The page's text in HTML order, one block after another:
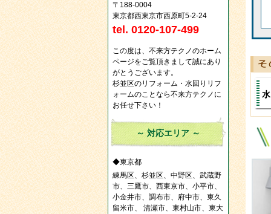
〒188-0004
東京都西東京市西原町5-2-24
tel. 0120-107-499
この度は、不来方テクノのホーム
ページをご覧頂きまして誠にあり
がとうございます。
杉並区のリフォーム・水回りリフ
ォームのことなら不来方テクノに
お任せ下さい！
～ 対応エリア ～
◆東京都
練馬区、杉並区、中野区、武蔵野
市、三鷹市、西東京市、小平市、
小金井市、調布市、府中市、東久
留米市、 清瀬市、東村山市、東大